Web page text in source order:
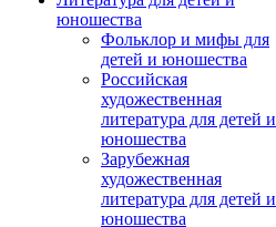
юношества
Фольклор и мифы для
детей и юношества
Российская
художественная
литература для детей и
юношества
Зарубежная
художественная
литература для детей и
юношества